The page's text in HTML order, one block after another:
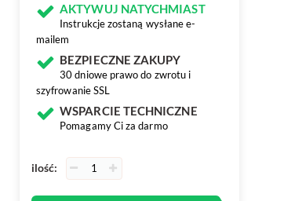
AKTYWUJ NATYCHMIAST
Instrukcje zostaną wysłane e-
mailem
BEZPIECZNE ZAKUPY
30 dniowe prawo do zwrotu i
szyfrowanie SSL
WSPARCIE TECHNICZNE
Pomagamy Ci za darmo
ilość: